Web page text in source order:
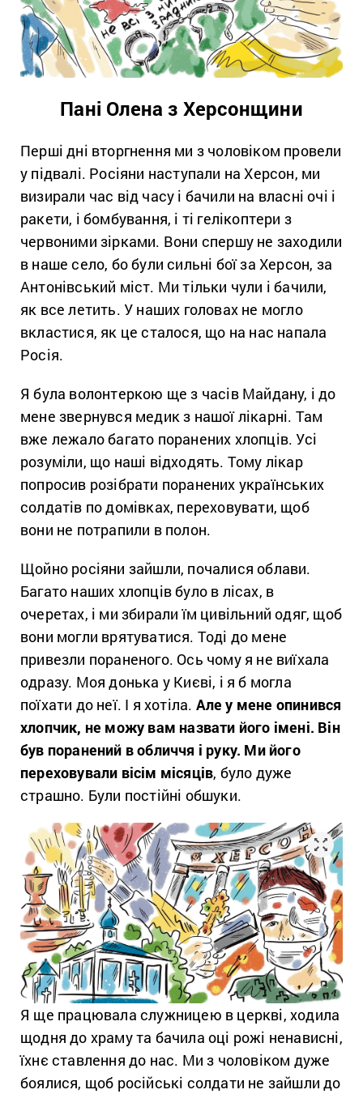
Пані Олена з Херсонщини
Перші дні вторгнення ми з чоловіком провели
у підвалі. Росіяни наступали на Херсон, ми
визирали час від часу і бачили на власні очі і
ракети, і бомбування, і ті гелікоптери з
червоними зірками. Вони спершу не заходили
в наше село, бо були сильні бої за Херсон, за
Антонівський міст. Ми тільки чули і бачили,
як все летить. У наших головах не могло
вкластися, як це сталося, що на нас напала
Росія.
Я була волонтеркою ще з часів Майдану, і до
мене звернувся медик з нашої лікарні. Там
вже лежало багато поранених хлопців. Усі
розуміли, що наші відходять. Тому лікар
попросив розібрати поранених українських
солдатів по домівках, переховувати, щоб
вони не потрапили в полон.
Щойно росіяни зайшли, почалися облави.
Багато наших хлопців було в лісах, в
очеретах, і ми збирали їм цивільний одяг, щоб
вони могли врятуватися. Тоді до мене
привезли пораненого. Ось чому я не виїхала
одразу. Моя донька у Києві, і я б могла
поїхати до неї. І я хотіла. Але у мене опинився
хлопчик, не можу вам назвати його імені. Він
був поранений в обличчя і руку. Ми його
переховували вісім місяців, було дуже
страшно. Були постійні обшуки.
Я ще працювала служницею в церкві, ходила
щодня до храму та бачила оці рожі ненависні,
їхнє ставлення до нас. Ми з чоловіком дуже
боялися, щоб російські солдати не зайшли до